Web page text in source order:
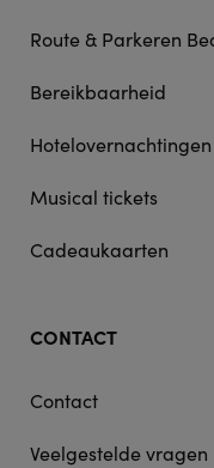
Route & Parkeren
Bereikbaarheid
Hotelovernachtingen
Musical tickets
Cadeaukaarten
CONTACT
Contact
Veelgestelde vragen